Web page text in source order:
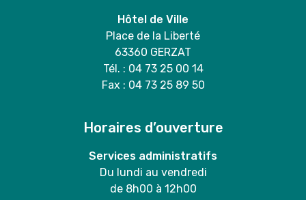
Hôtel de Ville
Place de la Liberté
63360 GERZAT
Tél. : 04 73 25 00 14
Fax : 04 73 25 89 50
Horaires d’ouverture
Services administratifs
Du lundi au vendredi
de 8h00 à 12h00